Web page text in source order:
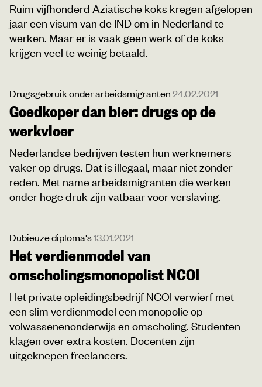
Ruim vijfhonderd Aziatische koks kregen afgelopen
jaar een visum van de IND om in Nederland te
werken. Maar er is vaak geen werk of de koks
krijgen veel te weinig betaald.
Drugsgebruik onder arbeidsmigranten24.02.2021
Goedkoper dan bier: drugs op de
werkvloer
Nederlandse bedrijven testen hun werknemers
vaker op drugs. Dat is illegaal, maar niet zonder
reden. Met name arbeidsmigranten die werken
onder hoge druk zijn vatbaar voor verslaving.
Dubieuze diploma's13.01.2021
Het verdienmodel van
omscholingsmonopolist NCOI
Het private opleidingsbedrijf NCOI verwierf met
een slim verdienmodel een monopolie op
volwassenenonderwijs en omscholing. Studenten
klagen over extra kosten. Docenten zijn
uitgeknepen freelancers.